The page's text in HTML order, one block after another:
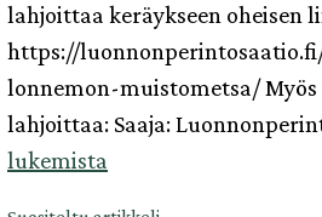
lahjoittaa keräykseen oheisen
https://
lonnemon-muistometsa/
lahjoittaa: Saaja:
lukemista